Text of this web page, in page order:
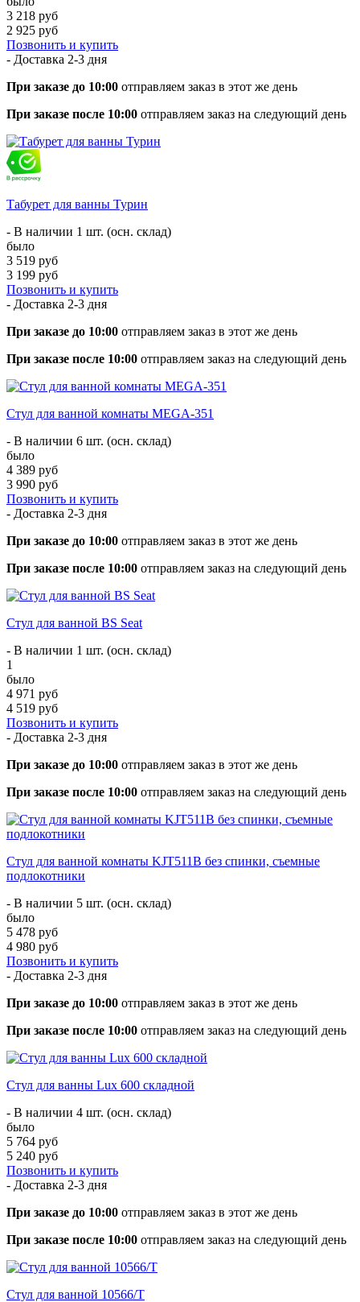
3 218 руб
2 925 руб
Позвонить и купить
- Доставка 2-3 дня
При заказе до 10:00 отправляем заказ в этот же день
При заказе после 10:00 отправляем заказ на следующий день
Табурет для ванны Турин
- В наличии 1 шт. (осн. склад)
было
3 519 руб
3 199 руб
Позвонить и купить
- Доставка 2-3 дня
При заказе до 10:00 отправляем заказ в этот же день
При заказе после 10:00 отправляем заказ на следующий день
Стул для ванной комнаты MEGA-351
- В наличии 6 шт. (осн. склад)
было
4 389 руб
3 990 руб
Позвонить и купить
- Доставка 2-3 дня
При заказе до 10:00 отправляем заказ в этот же день
При заказе после 10:00 отправляем заказ на следующий день
Стул для ванной BS Seat
- В наличии 1 шт. (осн. склад)
1
было
4 971 руб
4 519 руб
Позвонить и купить
- Доставка 2-3 дня
При заказе до 10:00 отправляем заказ в этот же день
При заказе после 10:00 отправляем заказ на следующий день
Стул для ванной комнаты KJT511B без спинки, съемные
подлокотники
- В наличии 5 шт. (осн. склад)
было
5 478 руб
4 980 руб
Позвонить и купить
- Доставка 2-3 дня
При заказе до 10:00 отправляем заказ в этот же день
При заказе после 10:00 отправляем заказ на следующий день
Стул для ванны Lux 600 складной
- В наличии 4 шт. (осн. склад)
было
5 764 руб
5 240 руб
Позвонить и купить
- Доставка 2-3 дня
При заказе до 10:00 отправляем заказ в этот же день
При заказе после 10:00 отправляем заказ на следующий день
Стул для ванной 10566/T